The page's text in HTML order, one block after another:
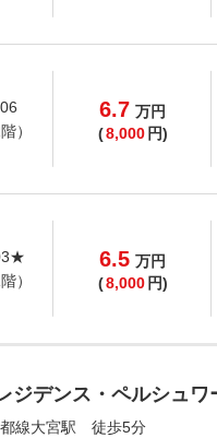
）
6.7 万円
(8,000 円)
）
6.5 万円
(8,000 円)
ジデンス・ペルシュワ
都線大宮駅 徒歩5分